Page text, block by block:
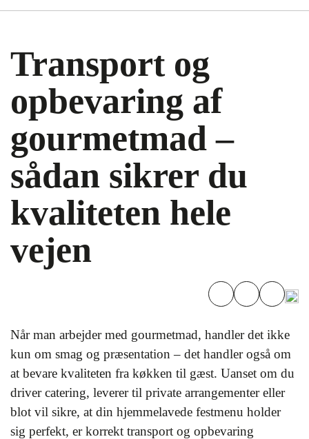
Transport og
opbevaring af
gourmetmad –
sådan sikrer du
kvaliteten hele
vejen
Når man arbejder med gourmetmad, handler det ikke
kun om smag og præsentation – det handler også om
at bevare kvaliteten fra køkken til gæst. Uanset om du
driver catering, leverer til private arrangementer eller
blot vil sikre, at din hjemmelavede festmenu holder
sig perfekt, er korrekt transport og opbevaring